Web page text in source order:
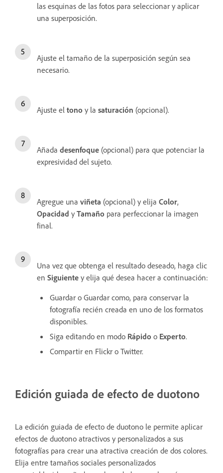
las esquinas de las fotos para seleccionar y aplicar
una superposición.
Ajuste el tamaño de la superposición según sea
necesario.
Ajuste el tono y la saturación (opcional).
Añada desenfoque (opcional) para que potenciar la
expresividad del sujeto.
Agregue una viñeta (opcional) y elija Color,
Opacidad y Tamaño para perfeccionar la imagen
final.
Una vez que obtenga el resultado deseado, haga clic
en Siguiente y elija qué desea hacer a continuación:
Guardar o Guardar como, para conservar la
fotografía recién creada en uno de los formatos
disponibles.
Siga editando en modo Rápido o Experto.
Compartir en Flickr o Twitter.
Edición guiada de efecto de duotono
La edición guiada de efecto de duotono le permite aplicar
efectos de duotono atractivos y personalizados a sus
fotografías para crear una atractiva creación de dos colores.
Elija entre tamaños sociales personalizados